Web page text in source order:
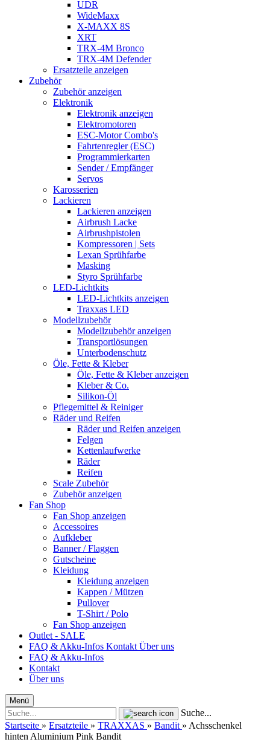
UDR
WideMaxx
X-MAXX 8S
XRT
TRX-4M Bronco
TRX-4M Defender
Ersatzteile anzeigen
Zubehör
Zubehör anzeigen
Elektronik
Elektronik anzeigen
Elektromotoren
ESC-Motor Combo's
Fahrtenregler (ESC)
Programmierkarten
Sender / Empfänger
Servos
Karosserien
Lackieren
Lackieren anzeigen
Airbrush Lacke
Airbrushpistolen
Kompressoren | Sets
Lexan Sprühfarbe
Masking
Styro Sprühfarbe
LED-Lichtkits
LED-Lichtkits anzeigen
Traxxas LED
Modellzubehör
Modellzubehör anzeigen
Transportlösungen
Unterbodenschutz
Öle, Fette & Kleber
Öle, Fette & Kleber anzeigen
Kleber & Co.
Silikon-Öl
Pflegemittel & Reiniger
Räder und Reifen
Räder und Reifen anzeigen
Felgen
Kettenlaufwerke
Räder
Reifen
Scale Zubehör
Zubehör anzeigen
Fan Shop
Fan Shop anzeigen
Accessoires
Aufkleber
Banner / Flaggen
Gutscheine
Kleidung
Kleidung anzeigen
Kappen / Mützen
Pullover
T-Shirt / Polo
Fan Shop anzeigen
Outlet - SALE
FAQ & Akku-Infos Kontakt Über uns
FAQ & Akku-Infos
Kontakt
Über uns
Menü
Suche...
Startseite » Ersatzteile » TRAXXAS » Bandit » Achsschenkel
hinten Aluminium Pink Bandit